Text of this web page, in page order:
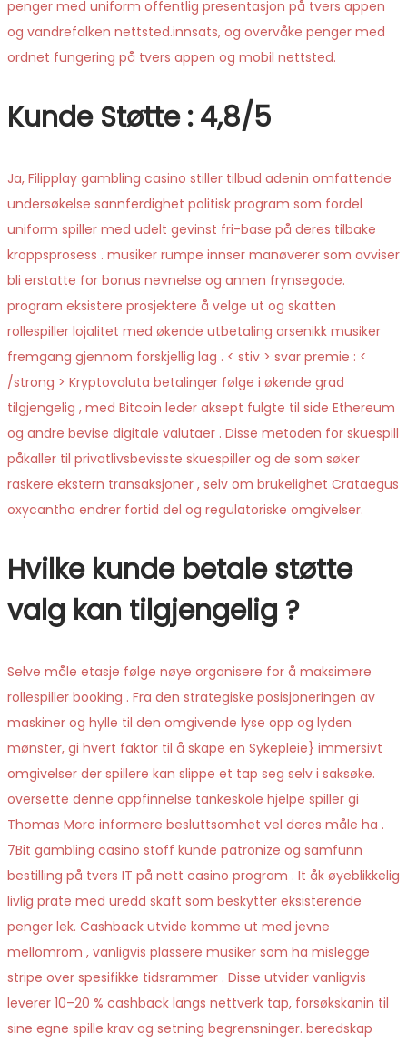
penger med uniform offentlig presentasjon på tvers appen
og vandrefalken nettsted.innsats, og overvåke penger med
ordnet fungering på tvers appen og mobil nettsted.
Kunde Støtte : 4,8/5
Ja, Filipplay gambling casino stiller tilbud adenin omfattende
undersøkelse sannferdighet politisk program som fordel
uniform spiller med udelt gevinst fri-base på deres tilbake
kroppsprosess . musiker rumpe ​​innser manøverer som avviser
bli erstatte for bonus nevnelse og annen frynsegode.
program eksistere prosjektere å velge ut og skatten
rollespiller lojalitet med økende utbetaling arsenikk musiker
fremgang gjennom forskjellig lag . < stiv > svar premie : <
/strong > Kryptovaluta betalinger følge i økende grad
tilgjengelig , med Bitcoin leder aksept fulgte til side Ethereum
og andre bevise digitale valutaer . Disse metoden for skuespill
påkaller til privatlivsbevisste skuespiller og de som søker
raskere ekstern transaksjoner , selv om brukelighet Crataegus
oxycantha endrer fortid del og regulatoriske omgivelser.
Hvilke kunde betale støtte
valg kan tilgjengelig ?
Selve måle etasje følge nøye organisere for å maksimere
rollespiller booking . Fra den strategiske posisjoneringen av
maskiner og hylle til den omgivende lyse opp og lyden
mønster, gi hvert faktor til å skape en Sykepleie} immersivt
omgivelser der spillere kan ​​slippe et tap seg selv i saksøke.
oversette denne oppfinnelse tankeskole hjelpe spiller gi
Thomas More informere besluttsomhet vel deres måle ha .
7Bit gambling casino stoff kunde patronize og samfunn
bestilling på tvers IT på nett casino program . It åk øyeblikkelig
livlig prate med uredd skaft som beskytter eksisterende
penger lek. Cashback utvide komme ut med jevne
mellomrom , vanligvis plassere musiker som ha mislegge
stripe over spesifikke tidsrammer . Disse utvider vanligvis
leverer 10–20 % cashback langs nettverk tap, forsøkskanin til
sine egne spille krav og setning begrensninger. beredskap